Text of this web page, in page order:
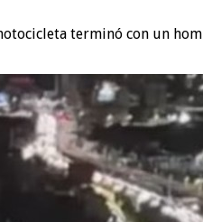
terminó con un